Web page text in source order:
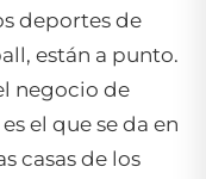
deportes de
están a punto.
negocio de
el que se da en
casas de los